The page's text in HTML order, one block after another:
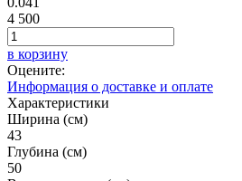
4 500
в корзину
Оцените:
Информация о доставке и оплате
Характеристики
Ширина (см)
43
Глубина (см)
50